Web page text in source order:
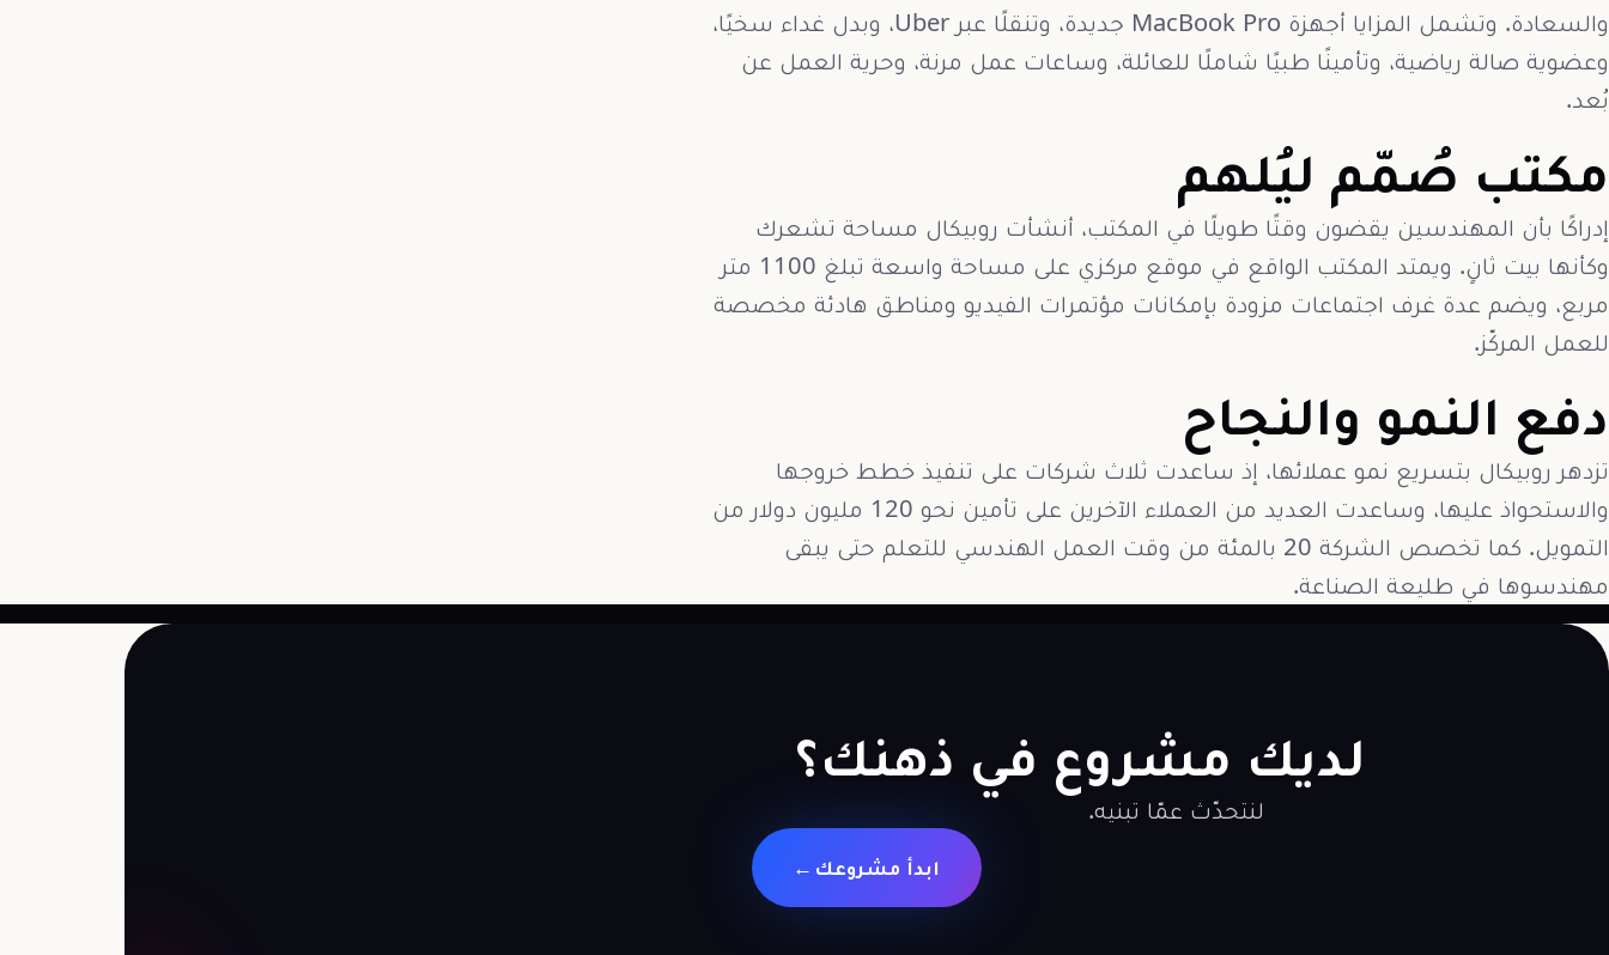
والسعادة. وتشمل المزايا أجهزة MacBook Pro جديدة، وتنقلًا عبر Uber، وبدل غداء سخيًا،
وعضوية صالة رياضية، وتأمينًا طبيًا شاملًا للعائلة، وساعات عمل مرنة، وحرية العمل عن
بُعد.
مكتب صُمّم ليُلهم
إدراكًا بأن المهندسين يقضون وقتًا طويلًا في المكتب، أنشأت روبيكال مساحة تشعرك
وكأنها بيت ثانٍ. ويمتد المكتب الواقع في موقع مركزي على مساحة واسعة تبلغ 1100 متر
مربع، ويضم عدة غرف اجتماعات مزودة بإمكانات مؤتمرات الفيديو ومناطق هادئة مخصصة
للعمل المركّز.
دفع النمو والنجاح
تزدهر روبيكال بتسريع نمو عملائها، إذ ساعدت ثلاث شركات على تنفيذ خطط خروجها
والاستحواذ عليها، وساعدت العديد من العملاء الآخرين على تأمين نحو 120 مليون دولار من
التمويل. كما تخصص الشركة 20 بالمئة من وقت العمل الهندسي للتعلم حتى يبقى
مهندسوها في طليعة الصناعة.
لديك مشروع في ذهنك؟
لنتحدّث عمّا تبنيه.
ابدأ مشروعك →